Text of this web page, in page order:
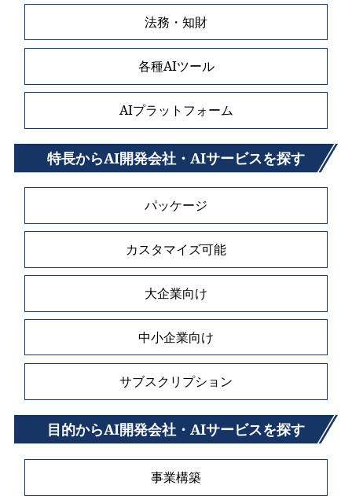
法務・知財
各種AIツール
AIプラットフォーム
特長からAI開発会社・AIサービスを探す
パッケージ
カスタマイズ可能
大企業向け
中小企業向け
サブスクリプション
目的からAI開発会社・AIサービスを探す
事業構築